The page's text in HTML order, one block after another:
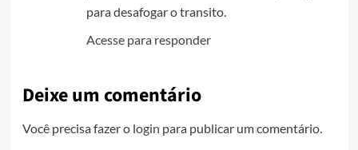
para desafogar o transito.
Acesse para responder
Deixe um comentário
Você precisa fazer o login para publicar um comentário.